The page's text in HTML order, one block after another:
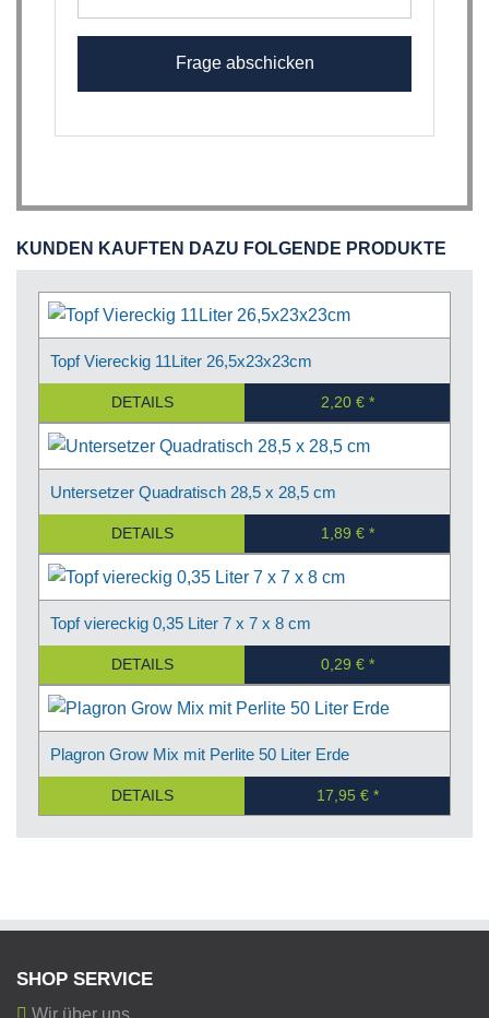
KUNDEN KAUFTEN DAZU FOLGENDE PRODUKTE
Topf Viereckig 11Liter 26,5x23x23cm
DETAILS 2,20 €
Untersetzer Quadratisch 28,5 x 28,5 cm
DETAILS 1,89 €
Topf viereckig 0,35 Liter 7 x 7 x 8 cm
DETAILS 0,29 €
Plagron Grow Mix mit Perlite 50 Liter Erde
DETAILS 17,95 €
SHOP SERVICE